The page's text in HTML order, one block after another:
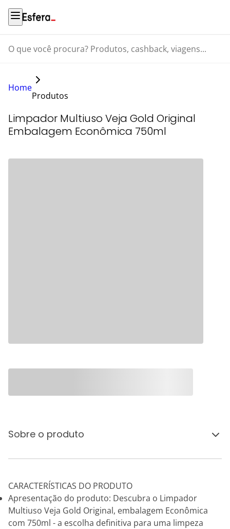
O que você procura? Produtos, cashback, viagens...
Home
Produtos
Limpador Multiuso Veja Gold Original
Embalagem Econômica 750ml
Sobre o produto
CARACTERÍSTICAS DO PRODUTO
Apresentação do produto: Descubra o Limpador
Multiuso Veja Gold Original, embalagem Econômica
com 750ml - a escolha definitiva para uma limpeza